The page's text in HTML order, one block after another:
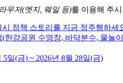
우저(엣지, 웨일 등)를 이용해 주